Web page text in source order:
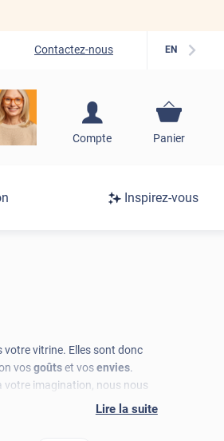
Contactez-nous EN
Compte
S'inscrire / Se
Panier
Inspirez-vous
votre vitrine. Elles sont donc
vosgoûtset vosenvies.
votre imagination, nous nous
Lire la suite